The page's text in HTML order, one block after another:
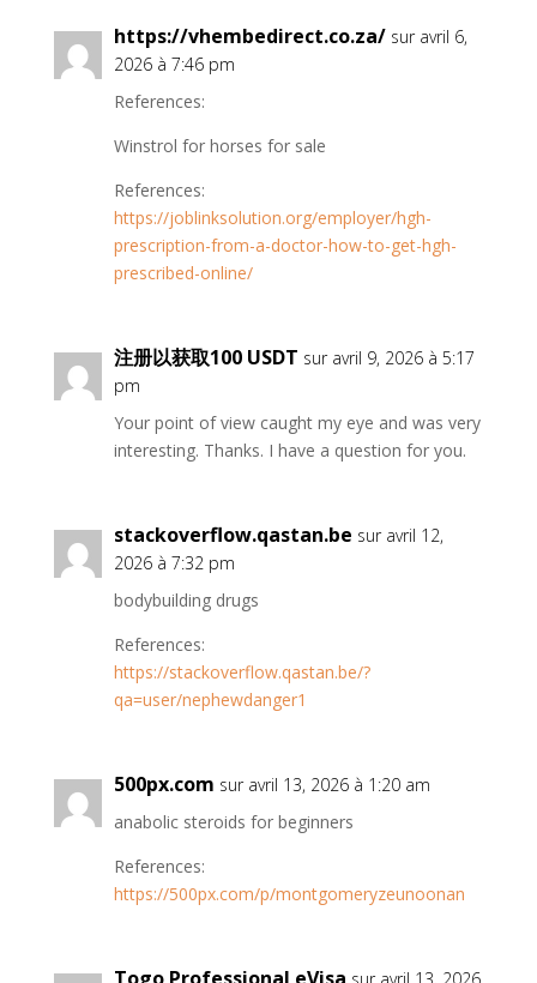
https://vhembedirect.co.za/ sur avril 6,
2026 à 7:46 pm
References:
Winstrol for horses for sale
References:
https://joblinksolution.org/employer/hgh-
prescription-from-a-doctor-how-to-get-hgh-
prescribed-online/
注册以获取100 USDT sur avril 9, 2026 à 5:17
pm
Your point of view caught my eye and was very
interesting. Thanks. I have a question for you.
stackoverflow.qastan.be sur avril 12,
2026 à 7:32 pm
bodybuilding drugs
References:
https://stackoverflow.qastan.be/?
qa=user/nephewdanger1
500px.com sur avril 13, 2026 à 1:20 am
anabolic steroids for beginners
References:
https://500px.com/p/montgomeryzeunoonan